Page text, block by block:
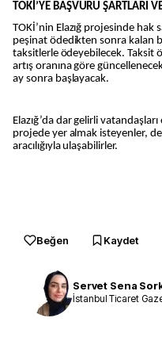
TOKİ’YE BAŞVURU ŞARTLARI
TOKİ’nin Elazığ projesinde
peşinat ödedikten sonra kalan
taksitlerle ödeyebilecek. Taksit
artış oranına göre
ay sonra başlayacak.
Elazığ’da dar gelirli
projede yer almak isteyenler,
aracılığıyla ulaşabilirler.
Beğen Kaydet
Servet Sena
İstanbul Ticaret